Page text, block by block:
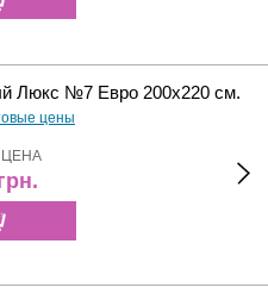
Люкс №7 Евро 200х220 см.
цены